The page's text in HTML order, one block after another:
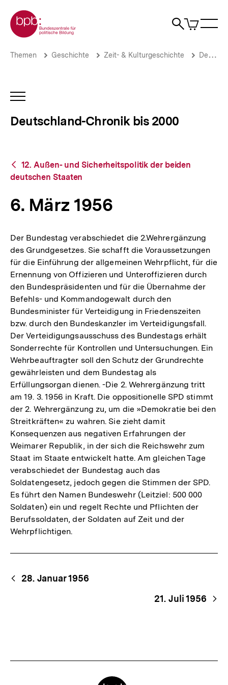
zum
Seiteninhalt
springen
Zur Startseite der bpb
Suche
Artikel
im
Deutschland-
Chronik
2000
Brotkrümelnavigation
Pfadnavigation
Themen Geschichte Zeit- & Kulturgeschichte Deutschland-Chronik bis 2000
INHALTSNAVIGATION
Deutschland-Chronik bis 2000
Zurück
zur
12. Außen- und Sicherheitspolitik der beiden
deutschen Staaten
6. März 1956
Der Bundestag verabschiedet die 2.Wehrergänzung
des Grundgesetzes. Sie schafft die Voraussetzungen
für die Einführung der allgemeinen Wehrpflicht, für die
Ernennung von Offizieren und Unteroffizieren durch
den Bundespräsidenten und für die Übernahme der
Befehls- und Kommandogewalt durch den
Bundesminister für Verteidigung in Friedenszeiten
bzw. durch den Bundeskanzler im Verteidigungsfall.
Der Verteidigungsausschuss des Bundestags erhält
Sonderrechte für Kontrollen und Untersuchungen. Ein
Wehrbeauftragter soll den Schutz der Grundrechte
gewährleisten und dem Bundestag als
Erfüllungsorgan dienen. -Die 2. Wehrergänzung tritt
am 19. 3. 1956 in Kraft. Die oppositionelle SPD stimmt
der 2. Wehrergänzung zu, um die »Demokratie bei den
Streitkräften« zu wahren. Sie zieht damit
Konsequenzen aus negativen Erfahrungen der
Weimarer Republik, in der sich die Reichswehr zum
Staat im Staate entwickelt hatte. Am gleichen Tage
verabschiedet der Bundestag auch das
Soldatengesetz, jedoch gegen die Stimmen der SPD.
Es führt den Namen Bundeswehr (Leitziel: 500 000
Soldaten) ein und regelt Rechte und Pflichten der
Berufssoldaten, der Soldaten auf Zeit und der
Wehrpflichtigen.
Begriffsnavigation
Content-
Navigation
28. Januar 1956
21. Juli 1956